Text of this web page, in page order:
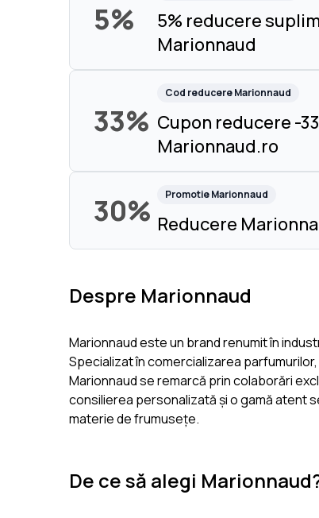
5%
5% reducere
Marionnaud
33%
Cod reducereMarionnaud
Cupon reducere -
Marionnaud.ro
30% PromotieMarionnaud
Reducere
Despre Marionnaud
Marionnaud este un brand renumit în
Specializat în comercializarea
Marionnaud se remarcă prin colaborări
consilierea personalizată și o gamă atent
materie de frumusețe.
De ce să alegi